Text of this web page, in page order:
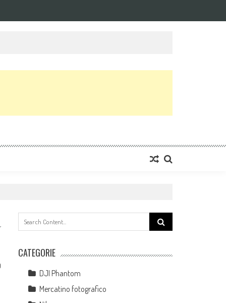
Search
for:
CATEGORIE
DJI Phantom
Mercatino fotografico